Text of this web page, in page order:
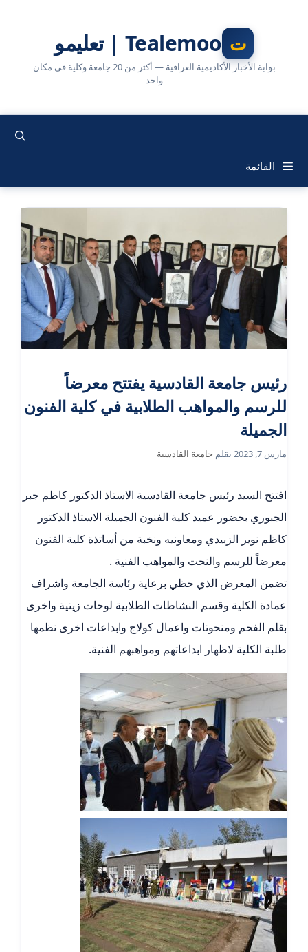
Tealemoo | تعليمو
بوابة الأخبار الأكاديمية العراقية — أكثر من 20 جامعة وكلية في مكان
واحد
القائمة
رئيس جامعة القادسية يفتتح معرضاً
للرسم والمواهب الطلابية في كلية الفنون
الجميلة
مارس 7, 2023 بقلم جامعة القادسية
افتتح السيد رئيس جامعة القادسية الاستاذ الدكتور كاظم جبر
الجبوري بحضور عميد كلية الفنون الجميلة الاستاذ الدكتور
كاظم نوير الزبيدي ومعاونيه ونخبة من أساتذة كلية الفنون
معرضاً للرسم والنحت والمواهب الفنية .
تضمن المعرض الذي حظي برعاية رئاسة الجامعة واشراف
عمادة الكلية وقسم النشاطات الطلابية لوحات زيتية واخرى
بقلم الفحم ومنحوتات واعمال كولاج وابداعات اخرى نظمها
طلبة الكلية لاظهار ابداعاتهم ومواهبهم الفنية.